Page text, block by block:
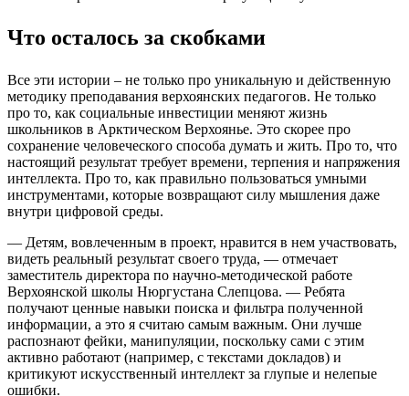
Что осталось за скобками
Все эти истории – не только про уникальную и действенную
методику преподавания верхоянских педагогов. Не только
про то, как социальные инвестиции меняют жизнь
школьников в Арктическом Верхоянье. Это скорее про
сохранение человеческого способа думать и жить. Про то, что
настоящий результат требует времени, терпения и напряжения
интеллекта. Про то, как правильно пользоваться умными
инструментами, которые возвращают силу мышления даже
внутри цифровой среды.
— Детям, вовлеченным в проект, нравится в нем участвовать,
видеть реальный результат своего труда, — отмечает
заместитель директора по научно-методической работе
Верхоянской школы Нюргустана Слепцова. — Ребята
получают ценные навыки поиска и фильтра полученной
информации, а это я считаю самым важным. Они лучше
распознают фейки, манипуляции, поскольку сами с этим
активно работают (например, с текстами докладов) и
критикуют искусственный интеллект за глупые и нелепые
ошибки.